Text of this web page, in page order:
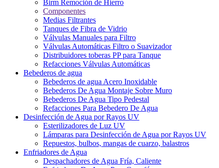
Birm Remoción de Hierro
Componentes
Medias Filtrantes
Tanques de Fibra de Vidrio
Válvulas Manuales para Filtro
Válvulas Automáticas Filtro o Suavizador
Distribuidores toberas PP para Tanque
Refacciones Válvulas Automáticas
Bebederos de agua
Bebederos de agua Acero Inoxidable
Bebederos De Agua Montaje Sobre Muro
Bebederos De Agua Tipo Pedestal
Refacciones Para Bebedero De Agua
Desinfección de Agua por Rayos UV
Esterilizadores de Luz UV
Lámparas para Desinfección de Agua por Rayos UV
Repuestos, bulbos, mangas de cuarzo, balastros
Enfriadores de Agua
Despachadores de Agua Fría, Caliente